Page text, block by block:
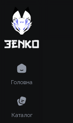
Головна
Каталог